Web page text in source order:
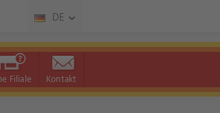
DE
Filiale Kontakt